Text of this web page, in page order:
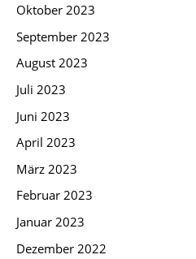
Oktober 2023
September 2023
August 2023
Juli 2023
Juni 2023
April 2023
März 2023
Februar 2023
Januar 2023
Dezember 2022